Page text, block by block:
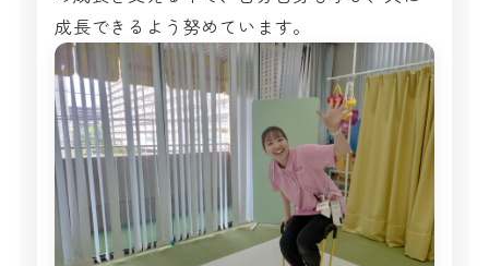
成長できるよう努めています。